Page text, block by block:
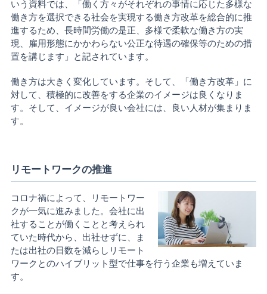
いう資料では、「働く方々がそれぞれの事情に応じた多様な
働き方を選択できる社会を実現する働き方改革を総合的に推
進するため、長時間労働の是正、多様で柔軟な働き方の実
現、雇用形態にかかわらない公正な待遇の確保等のための措
置を講じます」と記されています。
働き方は大きく変化しています。そして、「働き方改革」に
対して、積極的に改善をする企業のイメージは良くなりま
す。そして、イメージが良い会社には、良い人材が集まりま
す。
リモートワークの推進
コロナ禍によって、リモートワー
クが一気に進みました。会社に出
社することが働くことと考えられ
ていた時代から、出社せずに、ま
たは出社の日数を減らしリモート
ワークとのハイブリット型で仕事を行う企業も増えていま
す。